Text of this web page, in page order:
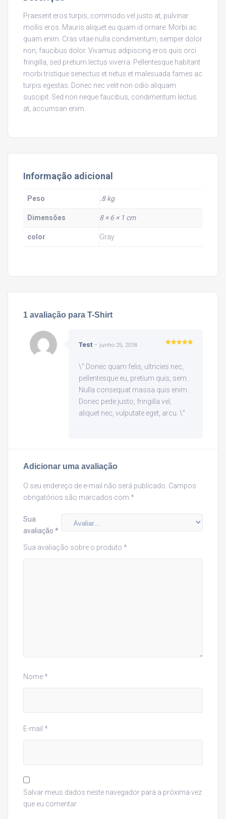
Praesent eros turpis, commodo vel justo at, pulvinar
mollis eros. Mauris aliquet eu quam id ornare. Morbi ac
quam enim. Cras vitae nulla condimentum, semper dolor
non, faucibus dolor. Vivamus adipiscing eros quis orci
fringilla, sed pretium lectus viverra. Pellentesque habitant
morbi tristique senectus et netus et malesuada fames ac
turpis egestas. Donec nec velit non odio aliquam
suscipit. Sed non neque faucibus, condimentum lectus
at, accumsan enim.
Informação adicional
Peso .8 kg
Dimensões 8 × 6 × 1 cm
color Gray
1 avaliação para T-Shirt
Test – junho 25, 2018
\” Donec quam felis, ultricies nec,
pellentesque eu, pretium quis, sem.
Nulla consequat massa quis enim.
Donec pede justo, fringilla vel,
aliquet nec, vulputate eget, arcu. \”
Adicionar uma avaliação
O seu endereço de e-mail não será publicado. Campos
obrigatórios são marcados com *
Sua
avaliação *
Sua avaliação sobre o produto *
Nome *
E-mail *
Salvar meus dados neste navegador para a próxima vez
que eu comentar.